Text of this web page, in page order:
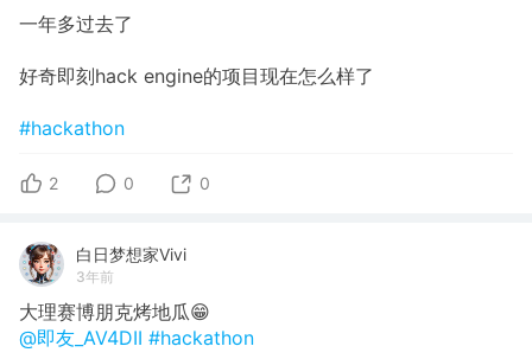
一年多过去了
好奇即刻hack engine的项目现在怎么样了
#hackathon
2 0 0
白日梦想家Vivi
3年前
大理赛博朋克烤地瓜😁
@即友_AV4DII #hackathon